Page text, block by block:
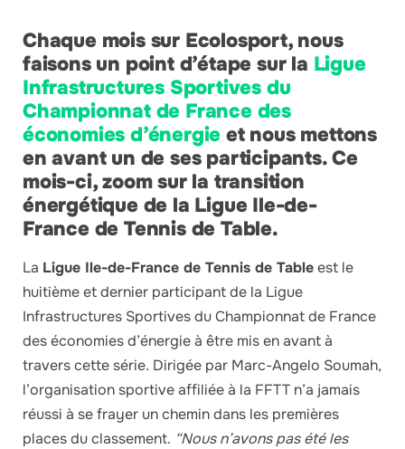
Chaque mois sur Ecolosport, nous
faisons un point d’étape sur la Ligue
Infrastructures Sportives du
Championnat de France des
économies d’énergie et nous mettons
en avant un de ses participants. Ce
mois-ci, zoom sur la transition
énergétique de la Ligue Ile-de-
France de Tennis de Table.
La Ligue Ile-de-France de Tennis de Tableest le
huitième et dernier participant de la Ligue
Infrastructures Sportives du Championnat de France
des économies d’énergie à être mis en avant à
travers cette série. Dirigée par Marc-Angelo Soumah,
l’organisation sportive affiliée à la FFTT n’a jamais
réussi à se frayer un chemin dans les premières
places du classement. “Nous n’avons pas été les